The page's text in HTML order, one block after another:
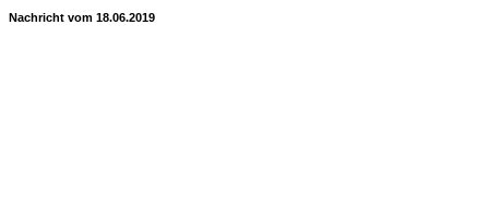
Nachricht vom 18.06.2019